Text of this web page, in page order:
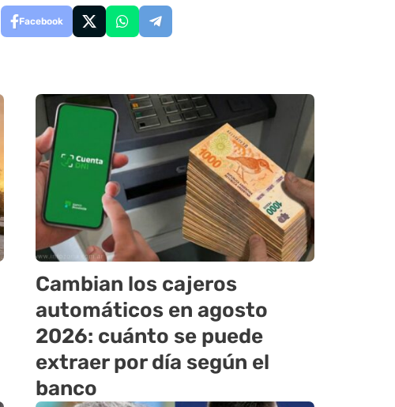
Facebook
Cambian los cajeros
automáticos en agosto
2026: cuánto se puede
extraer por día según el
banco